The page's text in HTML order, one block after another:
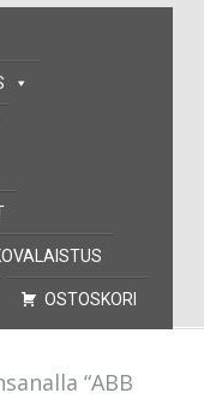
OSTOSKORI
“ABB